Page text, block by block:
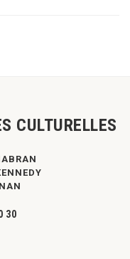
CULTURELLES
30